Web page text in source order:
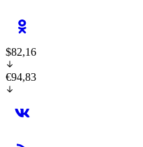
$82,16
€94,83